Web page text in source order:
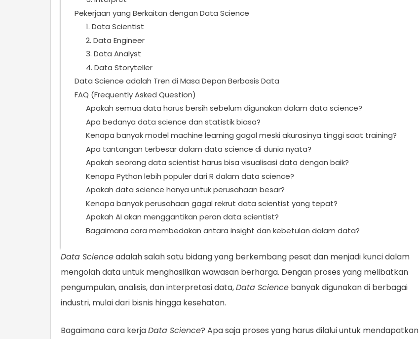
Pekerjaan yang Berkaitan dengan Data Science
1. Data Scientist
2. Data Engineer
3. Data Analyst
4. Data Storyteller
Data Science adalah Tren di Masa Depan Berbasis Data
FAQ (Frequently Asked Question)
Apakah semua data harus bersih sebelum digunakan dalam data science?
Apa bedanya data science dan statistik biasa?
Kenapa banyak model machine learning gagal meski akurasinya tinggi saat training?
Apa tantangan terbesar dalam data science di dunia nyata?
Apakah seorang data scientist harus bisa visualisasi data dengan baik?
Kenapa Python lebih populer dari R dalam data science?
Apakah data science hanya untuk perusahaan besar?
Kenapa banyak perusahaan gagal rekrut data scientist yang tepat?
Apakah AI akan menggantikan peran data scientist?
Bagaimana cara membedakan antara insight dan kebetulan dalam data?
Data Scienceadalah salah satu bidang yang berkembang pesat dan menjadi kunci dalam
mengolah data untuk menghasilkan wawasan berharga. Dengan proses yang melibatkan
pengumpulan, analisis, dan interpretasi data,Data Science banyak digunakan di berbagai
industri, mulai dari bisnis hingga kesehatan.
Bagaimana cara kerjaData Science? Apa saja proses yang harus dilalui untuk mendapatkan